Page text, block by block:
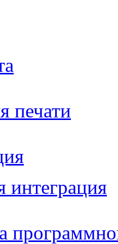
печати
интеграция